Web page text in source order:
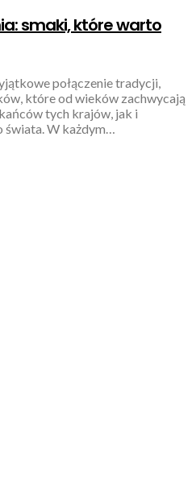
smaki, które warto
połączenie tradycji,
które od wieków zachwycają
tych krajów, jak i
świata. W każdym…